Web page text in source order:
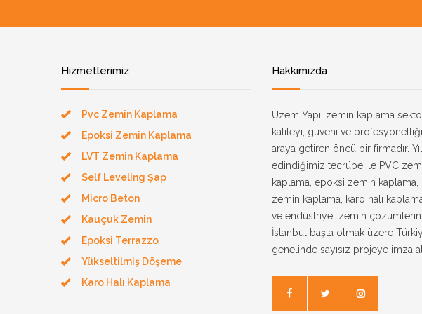
Hizmetlerimiz
Pvc Zemin Kaplama
Epoksi Zemin Kaplama
LVT Zemin Kaplama
Self Leveling Şap
Micro Beton
Kauçuk Zemin
Epoksi Terrazzo
Yükseltilmiş Döşeme
Karo Halı Kaplama
Hakkımızda
Uzem Yapı, zemin kaplama
kaliteyi, güveni ve
araya getiren öncü bir firmadır.
edindiğimiz tecrübe ile PVC
kaplama, epoksi zemin kaplama,
zemin kaplama, karo halı
ve endüstriyel zemin
İstanbul başta olmak üzere
genelinde sayısız projeye imza